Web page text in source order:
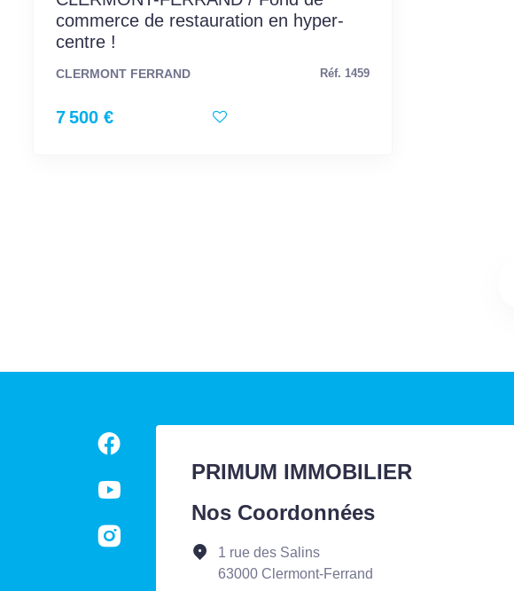
commerce de restauration en hyper-
centre !
CLERMONT FERRAND Réf. 1459
7 500 €
PRIMUM IMMOBILIER
Nos Coordonnées
1 rue des Salins
63000 Clermont-Ferrand